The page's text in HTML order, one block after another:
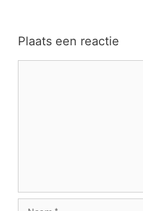
Plaats een reactie